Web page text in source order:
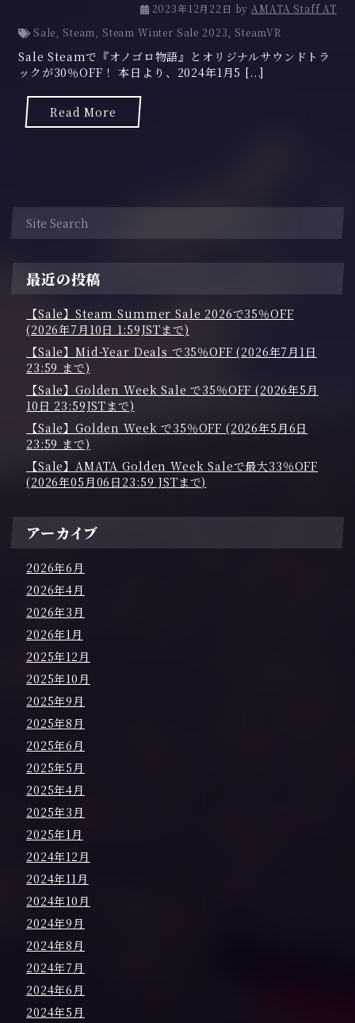
2023年12月22日 2
2
3
年
byAMATA Staff AT
Sale, Steam, Steam Winter Sale 2023, SteamVR
Sale Steamで『オノゴロ物語』とオリジナルサウンドトラ
ックが30％OFF！ 本日より、2024年1月5 [...]
Read More
最近の投稿
【Sale】Steam Summer Sale 2026で35％OFF
(2026年7月10日 1:59JSTまで)
【Sale】Mid-Year Deals で35％OFF (2026年7月1日
23:59 まで)
【Sale】Golden Week Sale で35％OFF (2026年5月
10日 23:59JSTまで)
【Sale】Golden Week で35％OFF (2026年5月6日
23:59 まで)
【Sale】AMATA Golden Week Saleで最大33％OFF
(2026年05月06日23:59 JSTまで)
アーカイブ
2026年6月
2026年4月
2026年3月
2026年1月
2025年12月
2025年10月
2025年9月
2025年8月
2025年6月
2025年5月
2025年4月
2025年3月
2025年1月
2024年12月
2024年11月
2024年10月
2024年9月
2024年8月
2024年7月
2024年6月
2024年5月